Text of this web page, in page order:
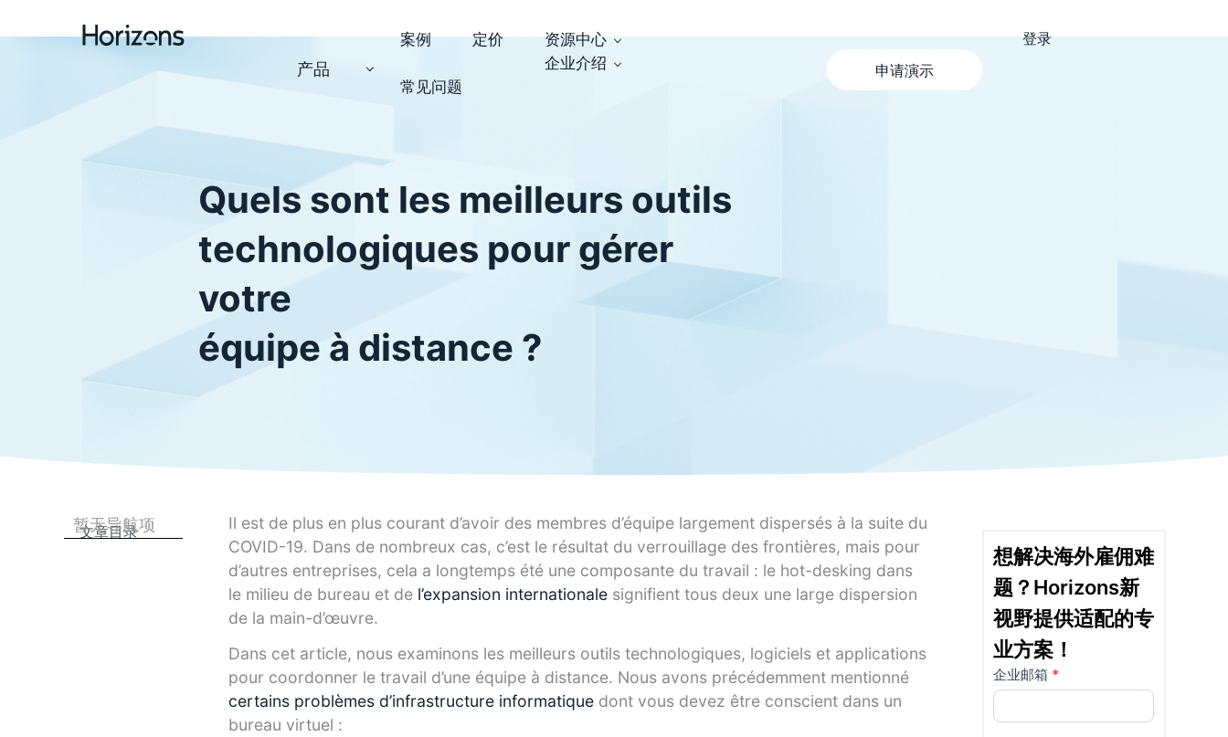
产品
案例 定价
资源中心
企业介绍
常见问题
申请演示
登录
Quels sont les meilleurs outils
technologiques pour gérer
votre
équipe à distance ?
文章目录
暂无导航项
Il est de plus en plus courant d’avoir des membres d’équipe largement dispersés à la suite du
COVID-19. Dans de nombreux cas, c’est le résultat du verrouillage des frontières, mais pour
d’autres entreprises, cela a longtemps été une composante du travail : le hot-desking dans
le milieu de bureau et de l’expansion internationalesignifient tous deux une large dispersion
de la main-d’œuvre.
Dans cet article, nous examinons les meilleurs outils technologiques, logiciels et applications
pour coordonner le travail d’une équipe à distance. Nous avons précédemment mentionné
certains problèmes d’infrastructure informatiquedont vous devez être conscient dans un
bureau virtuel :
想解决海外雇佣难
题？Horizons新
视野提供适配的专
业方案！
详
情
企业邮箱 *
如果
你是
人